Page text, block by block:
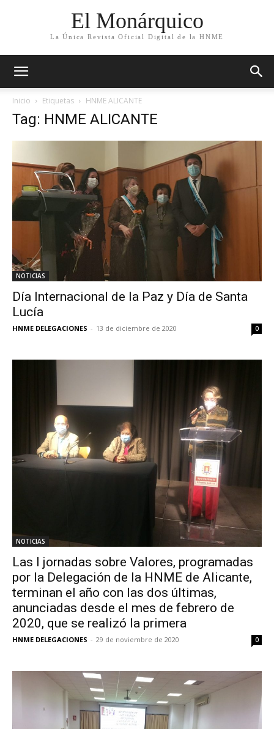
El Monárquico
La Única Revista Oficial Digital de la HNME
Inicio Etiquetas HNME ALICANTE
Tag: HNME ALICANTE
NOTICIAS
Día Internacional de la Paz y Día de Santa
Lucía
HNME DELEGACIONES - 13 de diciembre de 2020 0
NOTICIAS
Las I jornadas sobre Valores, programadas
por la Delegación de la HNME de Alicante,
terminan el año con las dos últimas,
anunciadas desde el mes de febrero de
2020, que se realizó la primera
HNME DELEGACIONES - 29 de noviembre de 2020 0